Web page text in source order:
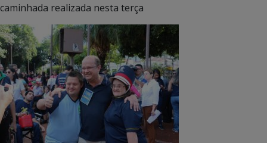
caminhada realizada nesta terça